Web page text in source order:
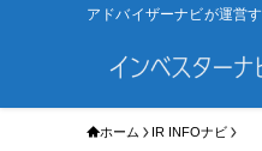
アドバイザーナビが運営
ホーム IR INFOナビ